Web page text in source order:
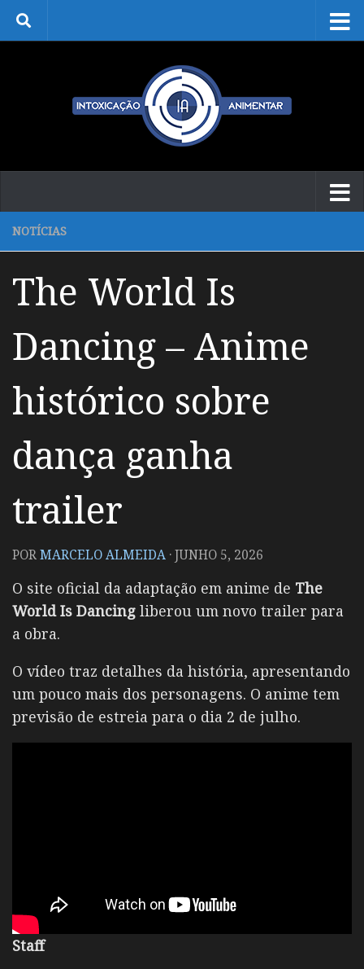
Skip to content
NOTÍCIAS
The World Is
Dancing – Anime
histórico sobre
dança ganha
trailer
PORMARCELO ALMEIDA ·JUNHO 5, 2026
O site oficial da adaptação em anime de The
World Is Dancing liberou um novo trailer para
a obra.
O vídeo traz detalhes da história, apresentando
um pouco mais dos personagens. O anime tem
previsão de estreia para o dia 2 de julho.
Staff